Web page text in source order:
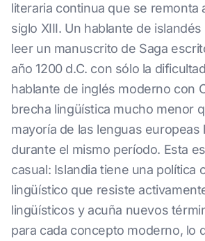
literaria continua que se remonta
siglo XIII. Un hablante de
leer un manuscrito de Saga
año 1200 d.C. con sólo la
hablante de inglés moderno con
brecha lingüística mucho menor
mayoría de las lenguas europeas
durante el mismo período. Esta
casual: Islandia tiene una política
lingüístico que resiste
lingüísticos y acuña nuevos
para cada concepto moderno, lo